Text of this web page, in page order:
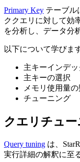
Primary Key テーブル
ククエリに対して効
を分析し、データ分
以下について学びま
主キーインデ
主キーの選択
メモリ使用量
チューニング
クエリチュ
Query tuning は、
実行詳細の解釈に至